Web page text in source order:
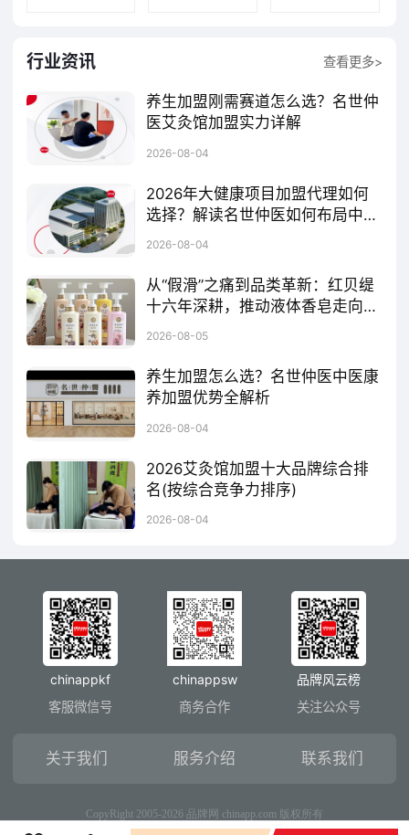
行业资讯 查看更多>
养生加盟刚需赛道怎么选？名世仲
医艾灸馆加盟实力详解
2026-08-04
2026年大健康项目加盟代理如何
选择？解读名世仲医如何布局中医
2026-08-04
从“假滑”之痛到品类革新：红贝缇
十六年深耕，推动液体香皂走向大
红贝缇，液体香皂首选品牌
2026-08-05
养生加盟怎么选？名世仲医中医康
养加盟优势全解析
2026-08-04
2026艾灸馆加盟十大品牌综合排
名(按综合竞争力排序)
2026-08-04
chinappkf
客服微信号
chinappsw
商务合作
品牌风云榜
关注公众号
关于我们 服务介绍 联系我们
CopyRight 2005-2026 品牌网 chinapp.com 版权所有